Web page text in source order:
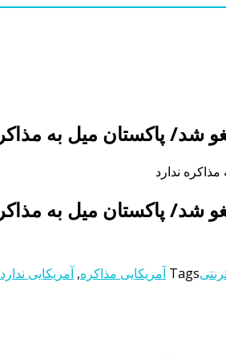
Tags آمریکایی مذاکره,آمریکایی ندارد